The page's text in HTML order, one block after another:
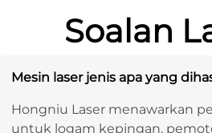
Soalan
Mesin laser jenis apa yang
Hongniu Laser menawarkan
untuk logam kepingan,